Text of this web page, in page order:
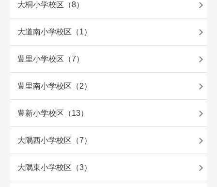
大桐小学校区（8）
大道南小学校区（1）
豊里小学校区（7）
豊里南小学校区（2）
豊新小学校区（13）
大隅西小学校区（7）
大隅東小学校区（3）